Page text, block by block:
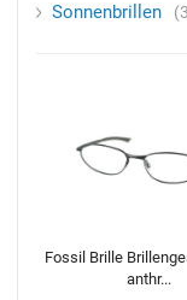
Sonnenbrillen 3
Fossil Brille
anthr...